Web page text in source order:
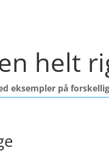
helt
eksempler på